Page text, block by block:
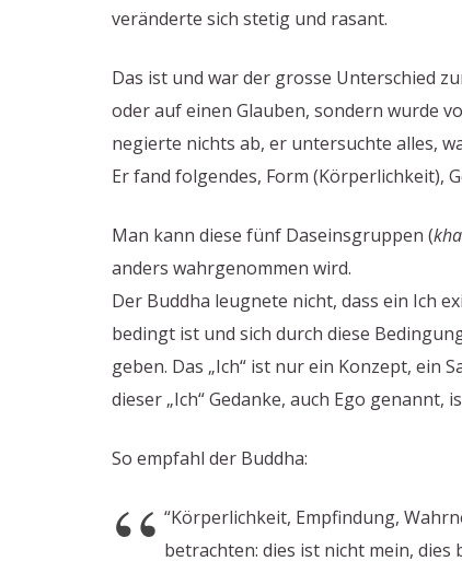
veränderte sich stetig und rasant.
Das ist und war der grosse Unterschied
oder auf einen Glauben, sondern wurde
negierte nichts ab, er untersuchte alles,
Er fand folgendes, Form (Körperlichkeit),
Man kann diese fünf Daseinsgruppen (
anders wahrgenommen wird.
Der Buddha leugnete nicht, dass ein Ich
bedingt ist und sich durch diese
geben. Das „Ich“ ist nur ein Konzept,
dieser „Ich“ Gedanke, auch Ego
So empfahl der Buddha:
“Körperlichkeit, Empfindung,
betrachten: dies ist nicht mein, dies